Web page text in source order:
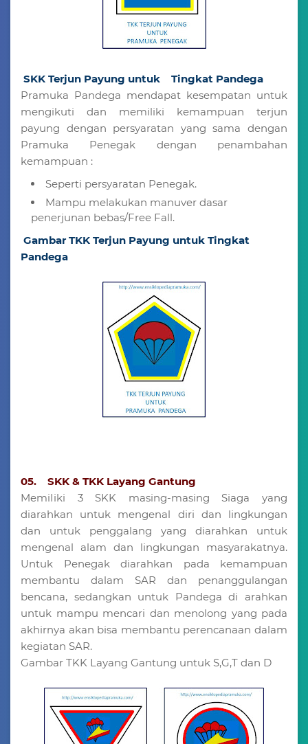
SKK Terjun Payung untuk Tingkat Pandega
Pramuka Pandega mendapat kesempatan untuk
mengikuti dan memiliki kemampuan terjun
payung dengan persyaratan yang sama dengan
Pramuka Penegak dengan penambahan
kemampuan :
Seperti persyaratan Penegak.
Mampu melakukan manuver dasar
penerjunan bebas/Free Fall.
Gambar TKK Terjun Payung untuk Tingkat
Pandega
05. SKK & TKK Layang Gantung
MemiIiki 3 SKK masing-masing Siaga yang
diarahkan untuk mengenal diri dan lingkungan
dan untuk penggalang yang diarahkan untuk
mengenal alam dan lingkungan masyarakatnya.
Untuk Penegak diarahkan pada kemampuan
membantu dalam SAR dan penanggulangan
bencana, sedangkan untuk Pandega di arahkan
untuk mampu mencari dan menolong yang pada
akhirnya akan bisa membantu perencanaan dalam
kegiatan SAR.
Gambar TKK Layang Gantung untuk S,G,T dan D